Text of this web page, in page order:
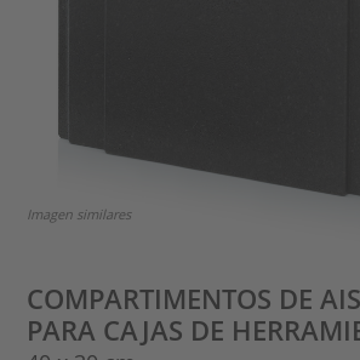
Imagen similares
COMPARTIMENTOS DE
PARA CAJAS DE